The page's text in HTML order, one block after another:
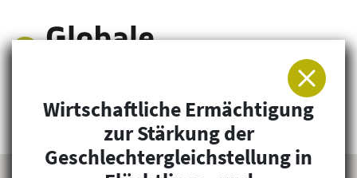
Arbeitsgemeinschaft für Entwicklung und
Humanitäre Hilfe
Wirtschaftliche Ermächtigung
zur Stärkung der
Geschlechtergleichstellung in